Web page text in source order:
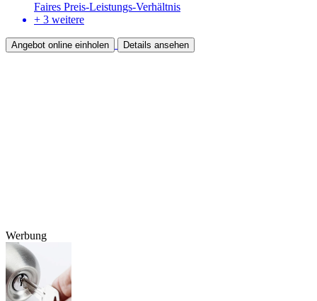
Faires Preis-Leistungs-Verhältnis
+ 3 weitere
Angebot online einholen Details ansehen
Werbung